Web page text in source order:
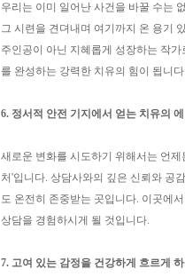
우리는 이미 일어난 사건을 바꿀 수는
그 시련을 견뎌내며 여기까지 온 용기
주인공이 아닌 지혜롭게 성장하는 작
를 완성하는 강력한 치유의 힘이 됩니
6. 정서적 안전 기지에서 얻는 치유의
새로운 변화를 시도하기 위해서는 언
처'입니다. 상담사와의 깊은 신뢰와 공
도 온전히 존중받는 곳입니다. 이곳에
상담을 경험하시게 될 것입니다.
7. 고여 있는 감정을 건강하게 흐르게